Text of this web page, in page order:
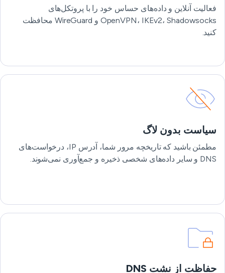
فعالیت آنلاین و داده‌های حساس خود را با پروتکل‌های
OpenVPN، IKEv2، Shadowsocks و WireGuard محافظت
کنید.
سیاست بدون لاگ
مطمئن باشید که تاریخچه مرور شما، آدرس IP، درخواست‌های
DNS و سایر داده‌های شخصی ذخیره و جمع‌آوری نمی‌شوند.
حفاظت از نشت DNS